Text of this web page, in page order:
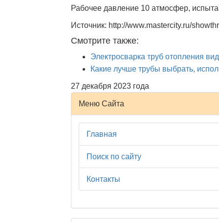
Рабочее давление 10 атмосфер,
Источник: http://www.mastercity.ru/
Смотрите также:
Электросварка труб отопления
Какие лучше трубы выбрать,
27 декабря 2023 года
Меню Сайта
Главная
Поиск по сайту
Контакты